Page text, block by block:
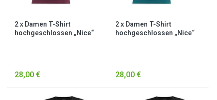
2 x Damen T-Shirt
hochgeschlossen „Nice“
28,00 €
2 x Damen T-Shirt
hochgeschlossen „Nice“
28,00 €